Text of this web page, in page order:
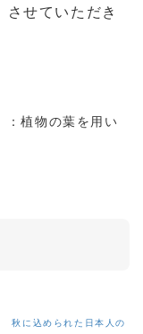
させていただき
：植物の葉を用い
秋に込められた日本人の